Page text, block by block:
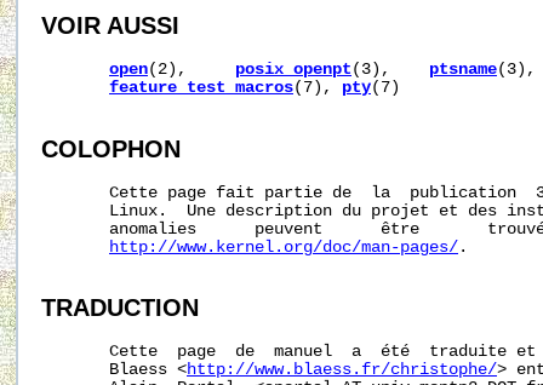
VOIR AUSSI
open(2), posix_openpt (3), ptsname
feature_test_macros(7), pty(7)
COLOPHON
Cette page fait partie de  la  publication
Linux.  Une description du projet et des
anomalies      peuvent      être
http://www.kernel.org/doc/man-pages/ .
TRADUCTION
Cette  page  de  manuel  a  été  traduite
       Blaess <
http://www.blaess.fr/christophe/>